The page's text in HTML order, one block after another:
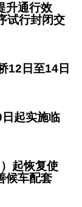
升通行效
试行封闭交
12日至14日
起实施临
起恢复使
车配套